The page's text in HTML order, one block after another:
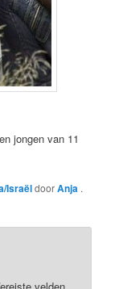
jongen van 11
IsraëldoorAnja .
velden